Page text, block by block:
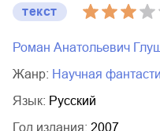
текст
Роман Анатольевич
Жанр:
научная
Язык: Русский
Год издания: 2007